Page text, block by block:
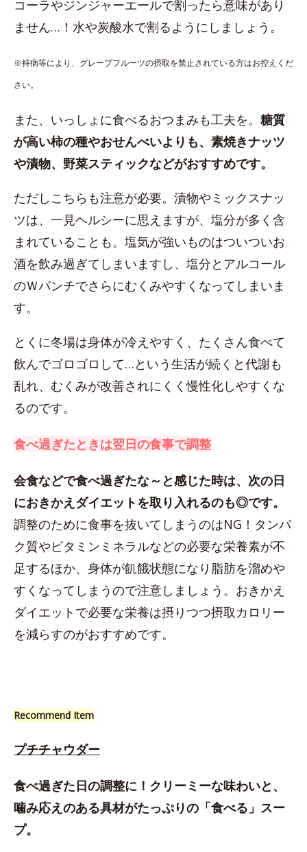
コーラやジンジャーエールで割ったら意味があり
ません…！水や炭酸水で割るようにしましょう。
※持病等により、グレープフルーツの摂取を禁止されている方はお控えくだ
さい。
また、いっしょに食べるおつまみも工夫を。 糖質
が高い柿の種やおせんべいよりも、素焼きナッツ
や漬物、野菜スティックなどがおすすめです。
ただしこちらも注意が必要。漬物やミックスナッ
ツは、一見ヘルシーに思えますが、塩分が多く含
まれていることも。塩気が強いものはついついお
酒を飲み過ぎてしまいますし、塩分とアルコール
のＷパンチでさらにむくみやすくなってしまいま
す。
とくに冬場は身体が冷えやすく、たくさん食べて
飲んでゴロゴロして…という生活が続くと代謝も
乱れ、むくみが改善されにくく慢性化しやすくな
るのです。
食べ過ぎたときは翌日の食事で調整
会食などで食べ過ぎたな～と感じた時は、次の日
におきかえダイエットを取り入れるのも◎です。
調整のために食事を抜いてしまうのはNG！タンパ
ク質やビタミンミネラルなどの必要な栄養素が不
足するほか、身体が飢餓状態になり脂肪を溜めや
すくなってしまうので注意しましょう。おきかえ
ダイエットで必要な栄養は摂りつつ摂取カロリー
を減らすのがおすすめです。
Recommend Item
プチチャウダー
食べ過ぎた日の調整に！クリーミーな味わいと、
噛み応えのある具材がたっぷりの「食べる」スー
プ。